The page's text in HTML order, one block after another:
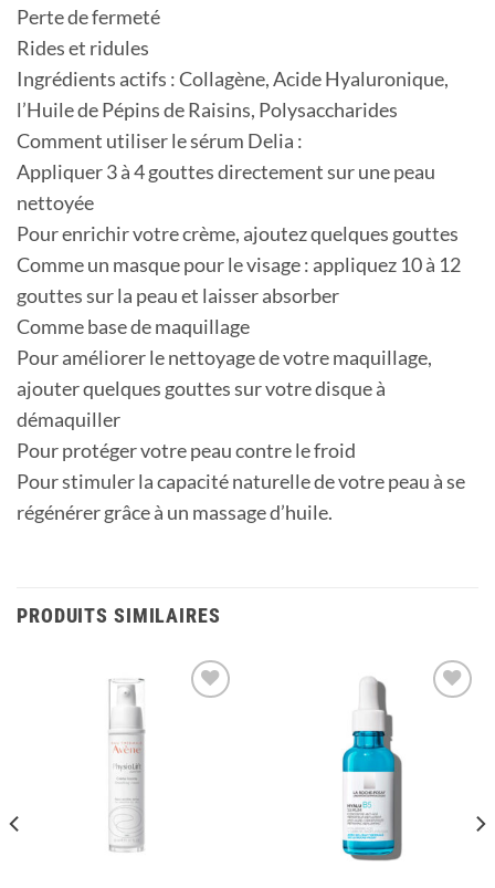
Perte de fermeté
Rides et ridules
Ingrédients actifs : Collagène, Acide Hyaluronique,
l’Huile de Pépins de Raisins, Polysaccharides
Comment utiliser le sérum Delia :
Appliquer 3 à 4 gouttes directement sur une peau
nettoyée
Pour enrichir votre crème, ajoutez quelques gouttes
Comme un masque pour le visage : appliquez 10 à 12
gouttes sur la peau et laisser absorber
Comme base de maquillage
Pour améliorer le nettoyage de votre maquillage,
ajouter quelques gouttes sur votre disque à
démaquiller
Pour protéger votre peau contre le froid
Pour stimuler la capacité naturelle de votre peau à se
régénérer grâce à un massage d’huile.
PRODUITS SIMILAIRES